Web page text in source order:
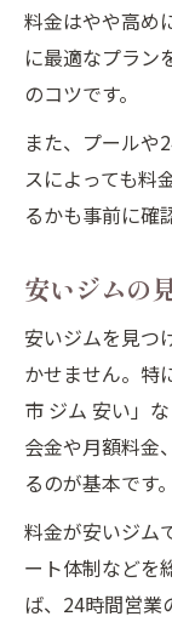
料金はやや高め
に最適なプラン
のコツです。
また、プールや
スによっても料
るかも事前に確
安いジムの
安いジムを見つ
かせません。特
市 ジム 安い」
会金や月額料金
るのが基本です。
料金が安いジム
ート体制などを
ば、24時間営業